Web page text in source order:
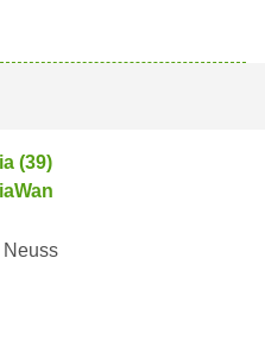
(39)